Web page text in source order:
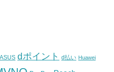
ASUS dポイント d払い Huawei